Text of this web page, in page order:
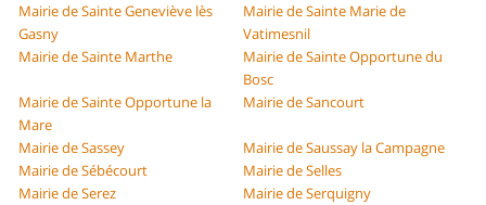
Mairie de Sainte Geneviève lès
Gasny
Mairie de Sainte Marie de
Vatimesnil
Mairie de Sainte Marthe
Mairie de Sainte Opportune du
Bosc
Mairie de Sainte Opportune la
Mare
Mairie de Sancourt
Mairie de Sassey
Mairie de Saussay la Campagne
Mairie de Sébécourt
Mairie de Selles
Mairie de Serez
Mairie de Serquigny